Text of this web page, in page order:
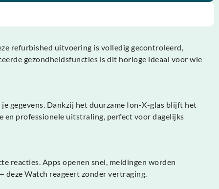
refurbished uitvoering is volledig gecontroleerd,
gezondheidsfuncties is dit horloge ideaal voor wie
gegevens. Dankzij het duurzame Ion-X-glas blijft het
en professionele uitstraling, perfect voor dagelijks
reacties. Apps openen snel, meldingen worden
Watch reageert zonder vertraging.